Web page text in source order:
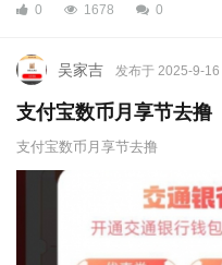
0 1678 0
吴家吉 发布于 2025-9-16
支付宝数币月享节去撸
支付宝数币月享节去撸